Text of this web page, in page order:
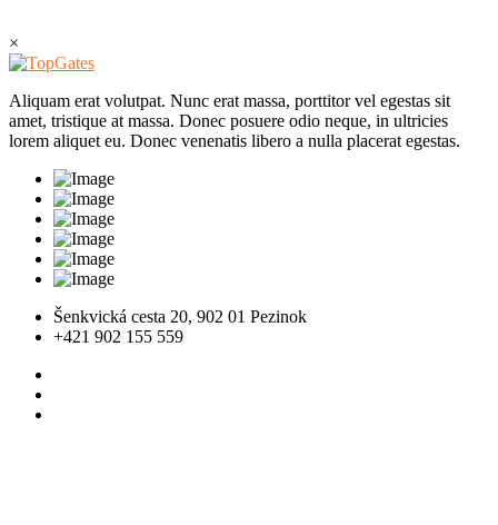
×
Aliquam erat volutpat. Nunc erat massa, porttitor vel egestas sit
amet, tristique at massa. Donec posuere odio neque, in ultricies
lorem aliquet eu. Donec venenatis libero a nulla placerat egestas.
Šenkvická cesta 20, 902 01 Pezinok
+421 902 155 559